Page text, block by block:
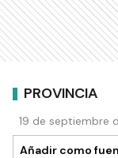
PROVINCIA
19 de septiembre
Añadir como